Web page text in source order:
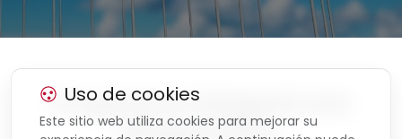
Programa integral con
Uso de cookies
Este sitio web utiliza cookies para mejorar su